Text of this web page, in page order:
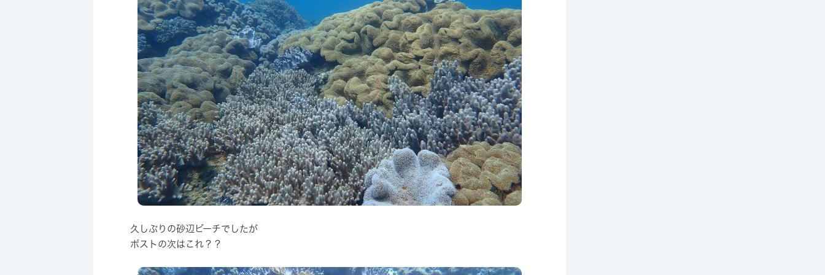
久しぶりの砂辺ビーチでしたが
ポストの次はこれ？？